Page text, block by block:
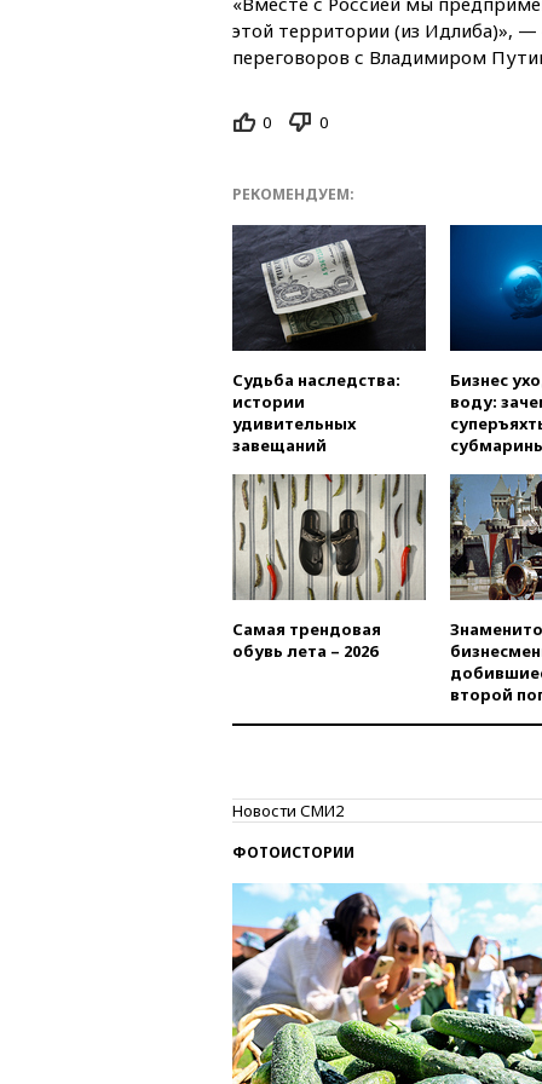
этой территории (из Идлиба)», —
переговоров с Владимиром
0 0
РЕКОМЕНДУЕМ:
Судьба наследства:
истории
удивительных
завещаний
Бизнес
воду:
Самая трендовая
обувь лета – 2026
второй
Новости СМИ2
ФОТОИСТОРИИ